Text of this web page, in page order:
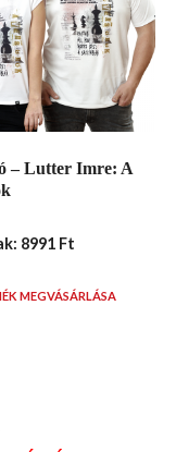
– Lutter Imre: A
8991 Ft
MEGVÁSÁRLÁSA